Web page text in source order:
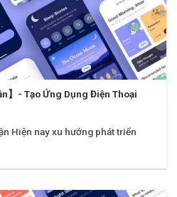
】- Tạo Ứng Dụng Điện Thoại
Hiện nay xu hướng phát triển